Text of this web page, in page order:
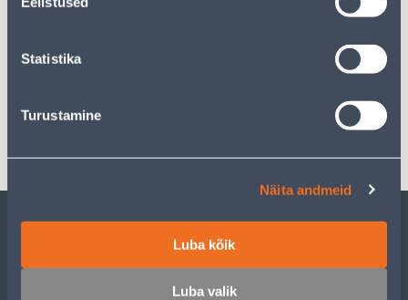
Statistika
Turustamine
Näita andmeid
Luba kõik
Luba valik